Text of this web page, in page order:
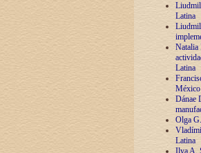
Latina
Natalia
Latina
México
Dánae
Olga
Latina
Ilya A.